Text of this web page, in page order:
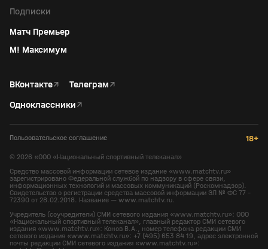
Подписки
Матч Премьер
М! Максимум
ВКонтакте↗ Телеграм↗
Одноклассники↗
Пользовательское соглашение 18+
© 2026 «ООО «Национальный спортивный телеканал»
Средство массовой информации сетевое издание «www.matchtv.ru»
зарегистрировано Федеральной службой по надзору в сфере связи,
информационных технологий и массовых коммуникаций (Роскомнадзор).
Свидетельство о регистрации средства массовой информации ЭЛ № ФС 77 -
72390 от 28.02.2018. Название — www.matchtv.ru.
Учредитель (соучредители) СМИ сетевого издания «www.matchtv.ru»: ООО
«Национальный спортивный телеканал», главный редактор СМИ сетевого
издания «www.matchtv.ru»: Конов В.А., номер телефона редакции СМИ
сетевого издания «www.matchtv.ru»: +7 (495) 653 84 19, адрес электронной
почты редакции СМИ сетевого издания «www.matchtv.ru»: